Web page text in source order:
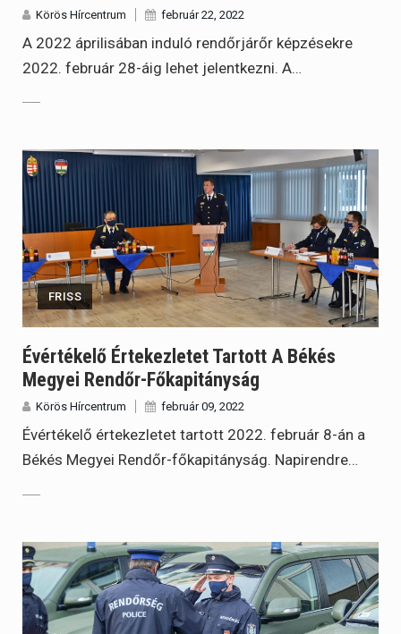
Körös Hírcentrum február 22, 2022
A 2022 áprilisában induló rendőrjárőr képzésekre
2022. február 28-áig lehet jelentkezni. A…
FRISS
Évértékelő Értekezletet Tartott A Békés
Megyei Rendőr-Főkapitányság
Körös Hírcentrum február 09, 2022
Évértékelő értekezletet tartott 2022. február 8-án a
Békés Megyei Rendőr-főkapitányság. Napirendre…